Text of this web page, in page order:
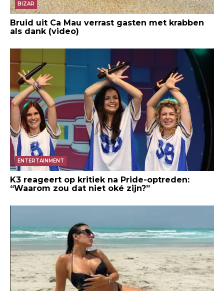
BIZAR
Bruid uit Ca Mau verrast gasten met krabben
als dank (video)
ENTERTAINMENT
K3 reageert op kritiek na Pride-optreden:
“Waarom zou dat niet oké zijn?”